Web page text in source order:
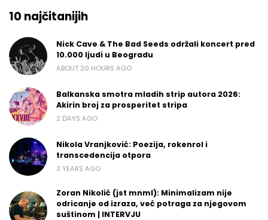
10 najčitanijih
Nick Cave & The Bad Seeds održali koncert pred
10.000 ljudi u Beogradu
ABOUT 20 HOURS AGO
Balkanska smotra mladih strip autora 2026:
Akirin broj za prosperitet stripa
2 DAYS AGO
Nikola Vranjković: Poezija, rokenrol i
transcedencija otpora
3 YEARS AGO
Zoran Nikolić (jst mnml): Minimalizam nije
odricanje od izraza, već potraga za njegovom
suštinom | INTERVJU